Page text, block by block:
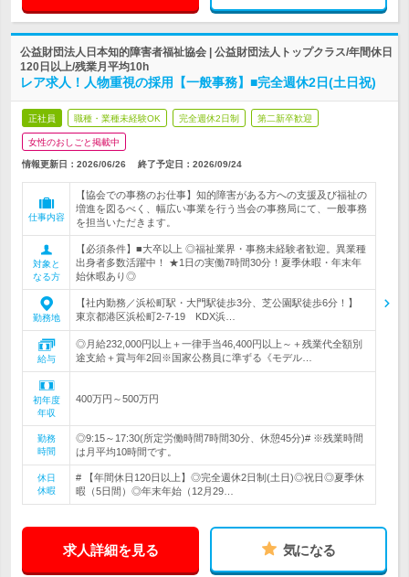
公益財団法人日本知的障害者福祉協会 | 公益財団法人トップクラス/年間休日
120日以上/残業月平均10h
レア求人！人物重視の採用【一般事務】■完全週休2日(土日祝)
正社員 職種・業種未経験OK 完全週休2日制 第二新卒歓迎
女性のおしごと掲載中
情報更新日：2026/06/26 終了予定日： 2026/09/24
仕事内容
【協会での事務のお仕事】知的障害がある方への支援及び福祉の
増進を図るべく、幅広い事業を行う当会の事務局にて、一般事務
を担当いただきます。
対象と
なる方
【必須条件】■大卒以上 ◎福祉業界・事務未経験者歓迎。異業種
出身者多数活躍中！ ★1日の実働7時間30分！夏季休暇・年末年
始休暇あり◎
勤務地
【社内勤務／浜松町駅・大門駅徒歩3分、芝公園駅徒歩6分！】
東京都港区浜松町2-7-19 KDX浜…
給与
◎月給232,000円以上＋一律手当46,400円以上～＋残業代全額別
途支給＋賞与年2回※国家公務員に準ずる《モデル…
初年度
年収
400万円～500万円
勤務
時間
◎9:15～17:30(所定労働時間7時間30分、休憩45分)# ※残業時間
は月平均10時間です。
休日
休暇
# 【年間休日120日以上】◎完全週休2日制(土日)◎祝日◎夏季休
暇（5日間）◎年末年始（12月29…
求人詳細を見る 気になる